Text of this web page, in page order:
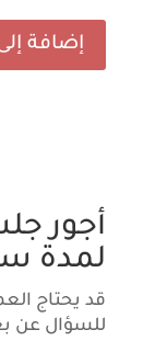
إضافة
أجور
لمدة
قد يحتاج
للسؤال عن